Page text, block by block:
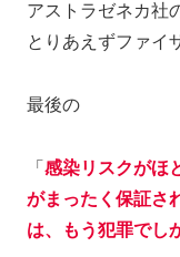
アストラゼネカ社
とりあえずファイ
最後の
「 感染リスクがほ
がまったく保証さ
は、もう犯罪でし